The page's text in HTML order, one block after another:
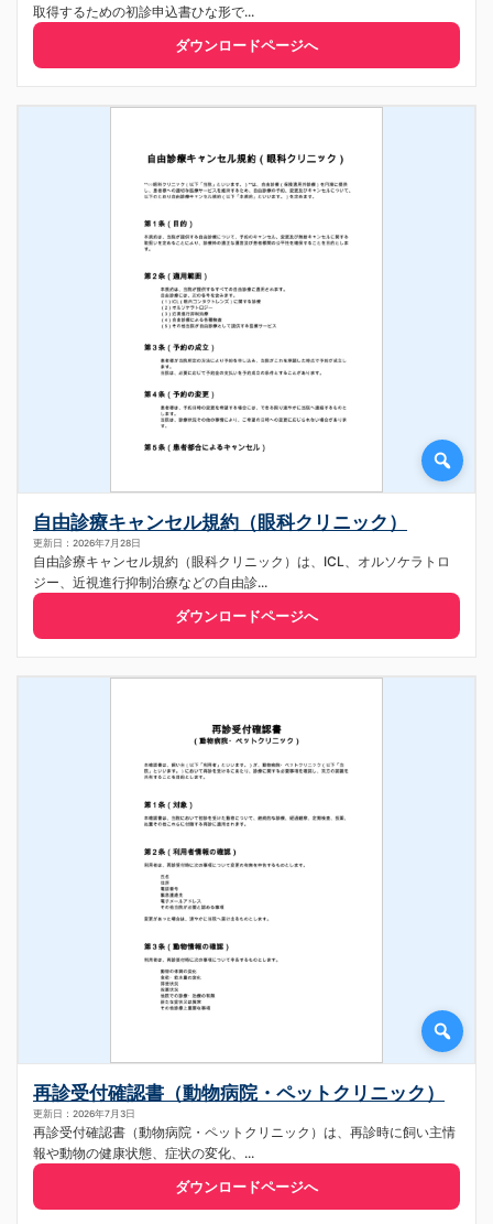
取得するための初診申込書ひな形で...
ダウンロードページへ
自由診療キャンセル規約（眼科クリニック）
更新日：2026年7月28日
自由診療キャンセル規約（眼科クリニック）は、ICL、オルソケラトロ
ジー、近視進行抑制治療などの自由診...
ダウンロードページへ
再診受付確認書（動物病院・ペットクリニック）
更新日：2026年7月3日
再診受付確認書（動物病院・ペットクリニック）は、再診時に飼い主情
報や動物の健康状態、症状の変化、...
ダウンロードページへ